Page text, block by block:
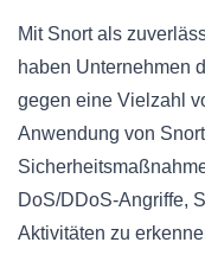
Mit Snort als
haben Unternehmen
gegen eine Vielzahl
Anwendung von
DoS/DDoS-Angriffe,
Aktivitäten zu